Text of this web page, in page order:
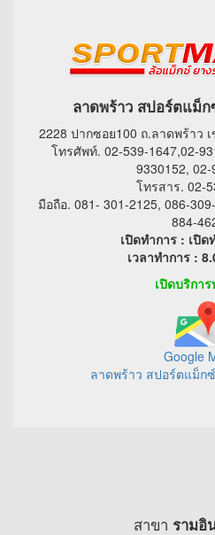
ลาดพร้าว สปอร์ตแม็
2228 ปากซอย100 ถ.ลาดพร้าว
โทรศัพท์. 02-539-1647,02-
9330152, 02-
โทรสาร. 02-
มือถือ. 081- 301-2125, 086-
884-
เปิดทำการ : เปิ
เวลาทำการ :
เปิดบริกา
Google
ลาดพร้าว สปอร์ตแม็ก
สาขา รามอิ